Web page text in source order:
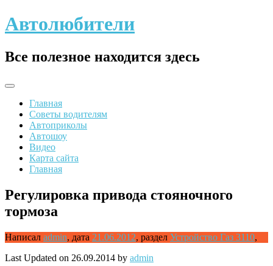
Skip
to
Автолюбители
Все полезное находится здесь
Главная
Советы водителям
Автоприколы
Автошоу
Видео
Карта сайта
Главная
Регулировка привода стояночного
тормоза
Написал admin, дата 21.06.2012, раздел Устройство Газ 3110,
Last Updated on 26.09.2014 by admin